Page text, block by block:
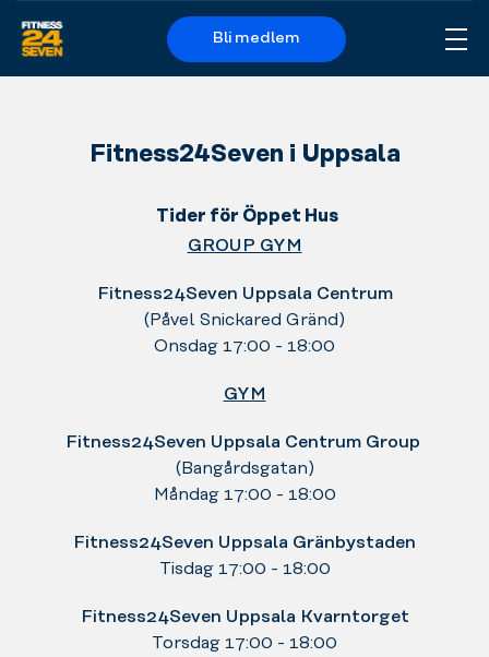
Logo
Bli medlem
Fitness24Seven i Uppsala
Tider för Öppet Hus
GROUP GYM
Fitness24Seven Uppsala Centrum
(Påvel Snickared Gränd)
Onsdag 17:00 - 18:00
GYM
Fitness24Seven Uppsala Centrum Group
(Bangårdsgatan)
Måndag 17:00 - 18:00
Fitness24Seven Uppsala Gränbystaden
Tisdag 17:00 - 18:00
Fitness24Seven Uppsala Kvarntorget
Torsdag 17:00 - 18:00